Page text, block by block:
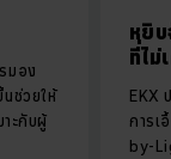
หยิ
ที่ไม่
EKX
การเ
by-
มอง
ช่วยให้
าะกับผู้